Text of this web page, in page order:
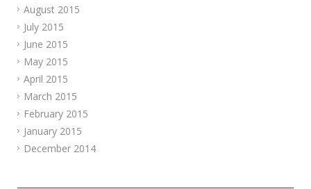
August 2015
July 2015
June 2015
May 2015
April 2015
March 2015
February 2015
January 2015
December 2014